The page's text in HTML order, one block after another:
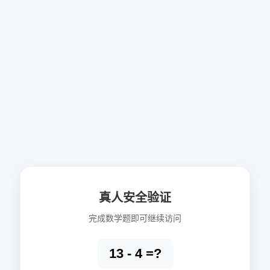
真人安全验证
完成数学题即可继续访问
13 - 4 =?